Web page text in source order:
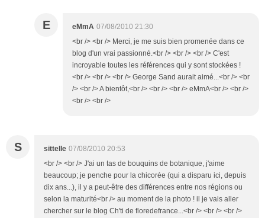
E eMmA 07/08/2010 21:30
<br /> <br /> Merci, je me suis bien promenée dans ce
blog d'un vrai passionné.<br /> <br /> <br /> C'est
incroyable toutes les références qui y sont stockées !
<br /> <br /> <br /> George Sand aurait aimé...<br /> <br
/> <br /> A bientôt,<br /> <br /> <br /> eMmA<br /> <br />
<br /> <br />
S sittelle 07/08/2010 20:53
<br /> <br /> J'ai un tas de bouquins de botanique, j'aime
beaucoup; je penche pour la chicorée (qui a disparu ici, depuis
dix ans...), il y a peut-être des différences entre nos régions ou
selon la maturité<br /> au moment de la photo ! il je vais aller
chercher sur le blog Ch'ti de floredefrance...<br /> <br /> <br />